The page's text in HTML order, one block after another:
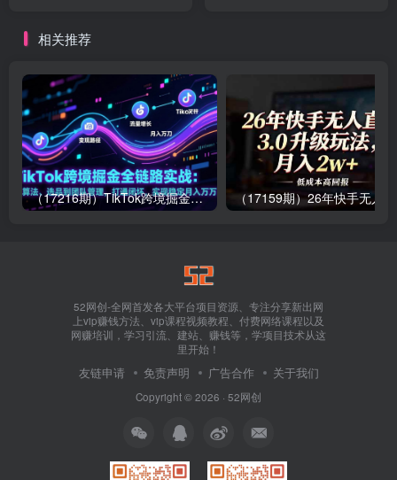
相关推荐
（17216期）TikTok跨境掘金全链路实战：从算法、选品到团队管理，打通闭环，实现稳定月入万刀
52网创-全网首发各大平台项目资源、专注分享新出网
上vip赚钱方法、vip课程视频教程、付费网络课程以及
网赚培训，学习引流、建站、赚钱等，学项目技术从这
里开始！
友链申请 免责声明 广告合作 关于我们
Copyright © 2026 · 52网创